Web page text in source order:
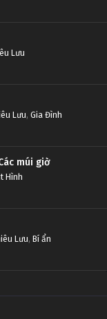
Lưu
Lưu, Gia Đình
múi giờ
Hình
Lưu, Bí ẩn